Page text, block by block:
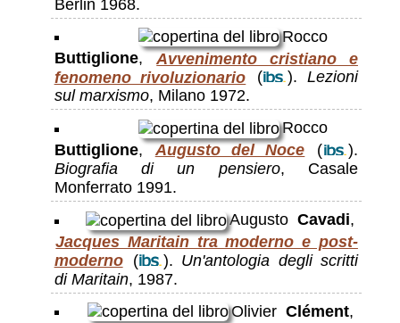
Berlin 1968.
Rocco
Buttiglione, Avvenimento cristiano e
fenomeno rivoluzionario
( ). Lezioni
sul marxismo, Milano 1972.
Rocco
Buttiglione, Augusto del Noce (
).
Biografia di un pensiero, Casale
Monferrato 1991.
Augusto Cavadi,
Jacques Maritain tra moderno e post-
moderno ( ). Un'antologia degli scritti
di Maritain, 1987.
Olivier Clément,